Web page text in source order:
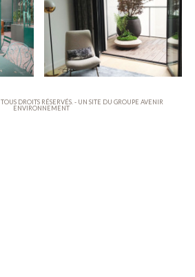
TOUS DROITS RÉSERVÉS. - UN SITE DU GROUPE AVENIR
ENVIRONNEMENT